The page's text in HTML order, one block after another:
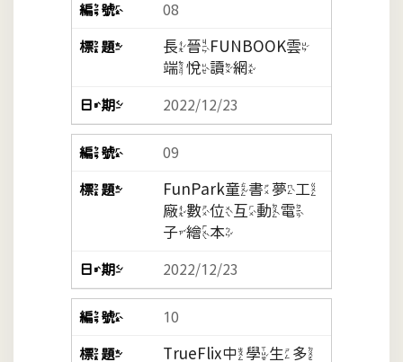
08
長晉FUNBOOK雲
端悅讀網
2022/12/23
09
FunPark童書夢工
廠數位互動電
子繪本
2022/12/23
10
TrueFlix中學生多